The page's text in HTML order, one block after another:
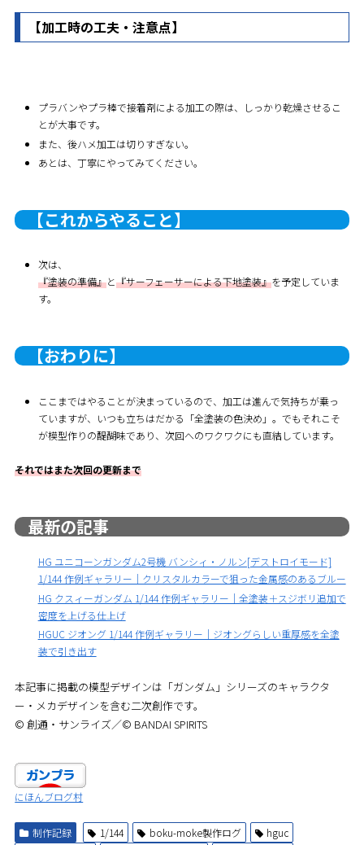
【加工時の工夫・注意点】
プラバンやプラ棒で接着剤による加工の際は、しっかり乾燥させるこ
とが大事です。
また、後ハメ加工は切りすぎない。
あとは、丁寧にやってみてください。
【これからやること】
次は、
『塗装の準備』と『サーフェーサーによる下地塗装』を予定していま
す。
【おわりに】
ここまではやることが決まっているので、加工は進んで気持ちが乗っ
ていますが、いつも立ちはだかる「全塗装の色決め」。でもそれこそ
が模型作りの醍醐味であり、次回へのワクワクにも直結しています。
それではまた次回の更新まで
最新の記事
HG ユニコーンガンダム2号機 バンシィ・ノルン[デストロイモード]
1/144 作例ギャラリー｜クリスタルカラーで狙った金属感のあるブルー
HG クスィーガンダム 1/144 作例ギャラリー｜全塗装＋スジボリ追加で
密度を上げる仕上げ
HGUC ジオング 1/144 作例ギャラリー｜ジオングらしい重厚感を全塗
装で引き出す
本記事に掲載の模型デザインは「ガンダム」シリーズのキャラクタ
ー・メカデザインを含む二次創作です。
© 創通・サンライズ／© BANDAI SPIRITS
にほんブログ村
制作記録 1/144 boku-moke製作ログ
hguc